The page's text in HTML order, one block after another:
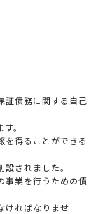
証債務に関する自己
。
を得ることができる
されました。
事業を行うための債
ければなりませ